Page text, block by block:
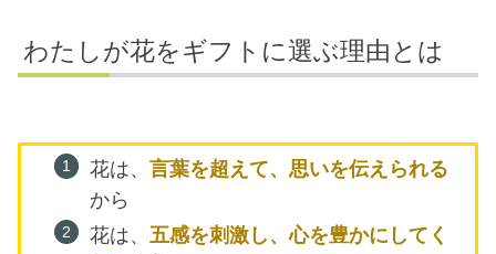
わたしが花をギフトに選ぶ理由とは
花は、 言葉を超えて、思いを伝えられる
から
花は、 五感を刺激し、心を豊かにしてく